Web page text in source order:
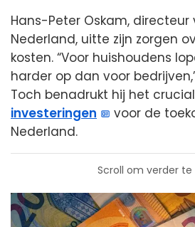
Hans-Peter Oskam,
Nederland, uitte zijn zorgen
kosten. “Voor huishoudens
harder op dan voor
Toch benadrukt hij het
investeringen
voor de
Nederland.
Scroll om verder te